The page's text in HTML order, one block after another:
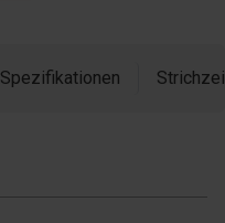
Spezifikationen